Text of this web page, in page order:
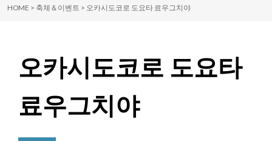
HOME > 축체＆이벤트 > 오카시도코로 도요타 료우그치야
오카시도코로 도요타
료우그치야